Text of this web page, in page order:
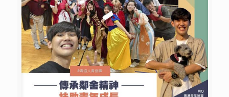
職業（60.1%），以及被利用進行內容審查及侵犯私隱
（55.4%）；有三成（31.3%）不同意「玩變臉Apps沒有風
險」［表三］，可見他們擔心部分應用程式或會將個人資料
外洩及用作其他用途。研究亦反映學生非常關心私隱及網絡
安全，六成四（63.8%）表示懂得保護自己在網上的私隱
［表二］。 上述研究於2021至2023年期間，由青協「全健
空間」與香港浸會大學傳理學院合作，邀請「Project MAIL
媒體及人工智能素養拓展計劃」的服務對象填寫問卷，成功
收回1,638份有效問卷，受訪對象為中一至中三學生。研究
亦深入訪問了11位中學教師及55位中一至中二學生。 根據